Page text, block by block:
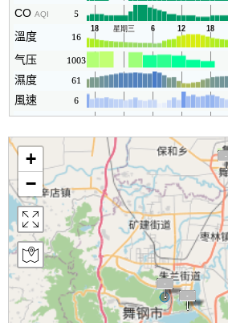
COAQI 5
溫度 16
气压 1003
濕度 61
風速 6
Rain -
+
−